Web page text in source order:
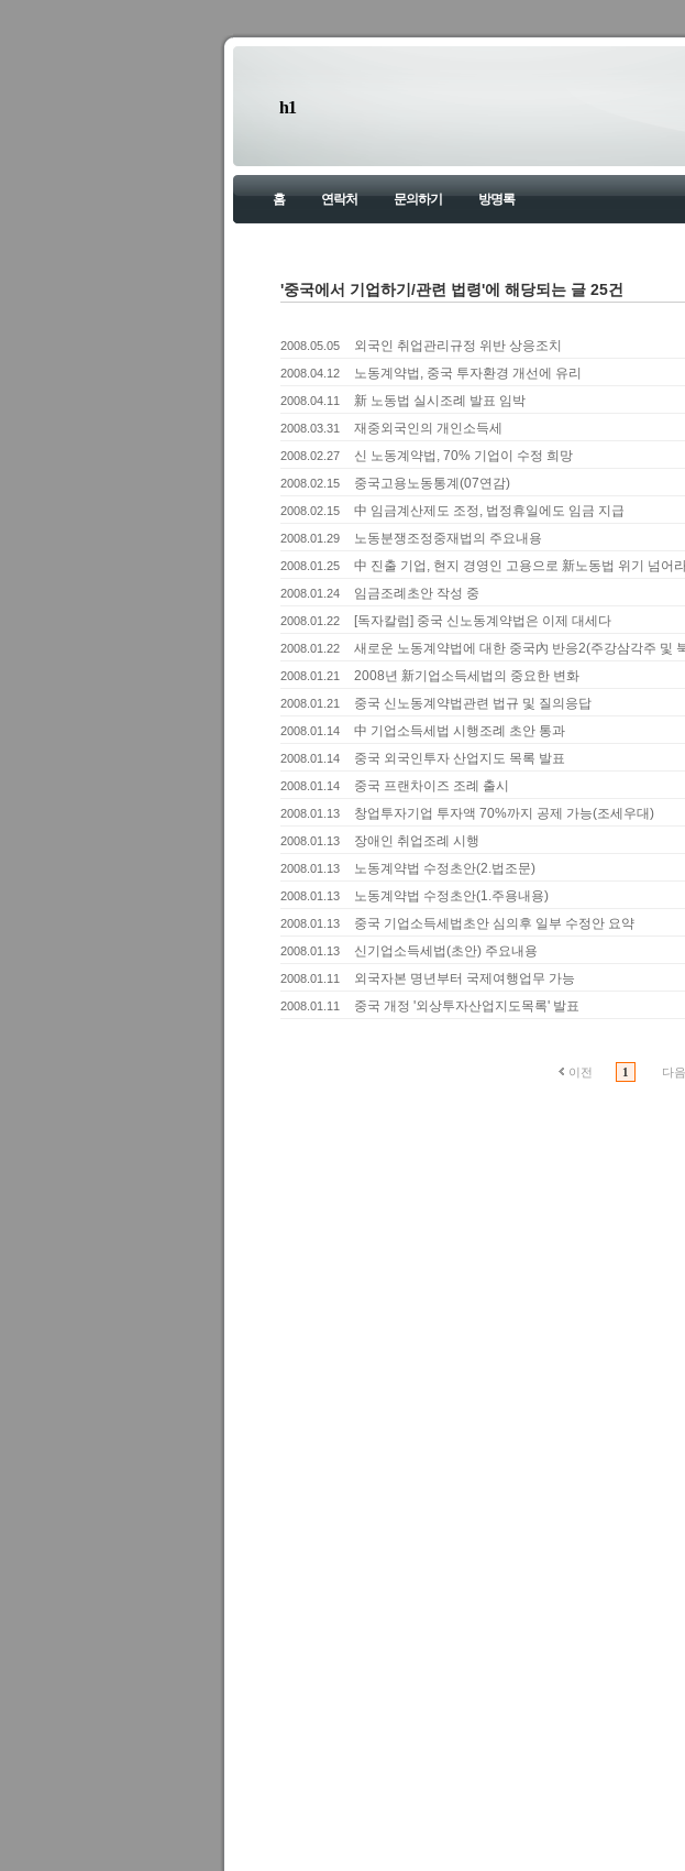
h1
홈 연락처 문의하기 방명록
'중국에서 기업하기/관련 법령'에 해당되는 글 25건
2008.05.05 외국인 취업관리규정 위반 상응조치
2008.04.12 노동계약법, 중국 투자환경 개선에 유리
2008.04.11 新 노동법 실시조례 발표 임박
2008.03.31 재중외국인의 개인소득세
2008.02.27 신 노동계약법, 70% 기업이 수정 희망
2008.02.15 중국고용노동통계(07연감)
2008.02.15 中 임금계산제도 조정, 법정휴일에도 임금 지급
2008.01.29 노동분쟁조정중재법의 주요내용
2008.01.25 中 진출 기업, 현지 경영인 고용으로 新노동법 위기 넘어
2008.01.24 임금조례초안 작성 중
2008.01.22 [독자칼럼] 중국 신노동계약법은 이제 대세다
2008.01.22 새로운 노동계약법에 대한 중국內 반응2(주강삼각주 및
2008.01.21 2008년 新기업소득세법의 중요한 변화
2008.01.21 중국 신노동계약법관련 법규 및 질의응답
2008.01.14 中 기업소득세법 시행조례 초안 통과
2008.01.14 중국 외국인투자 산업지도 목록 발표
2008.01.14 중국 프랜차이즈 조례 출시
2008.01.13 창업투자기업 투자액 70%까지 공제 가능(조세우대)
2008.01.13 장애인 취업조례 시행
2008.01.13 노동계약법 수정초안(2.법조문)
2008.01.13 노동계약법 수정초안(1.주용내용)
2008.01.13 중국 기업소득세법초안 심의후 일부 수정안 요약
2008.01.13 신기업소득세법(초안) 주요내용
2008.01.11 외국자본 명년부터 국제여행업무 가능
2008.01.11 중국 개정 '외상투자산업지도목록' 발표
이전 1 다음